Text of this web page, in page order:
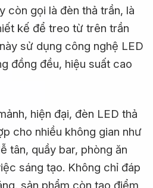
còn gọi là đèn thả trần, là
kế để treo từ trên trần
sử dụng công nghệ LED
đồng đều, hiệu suất cao
hiện đại, đèn LED thả
cho nhiều không gian như
tân, quầy bar, phòng ăn
sáng tạo. Không chỉ đáp